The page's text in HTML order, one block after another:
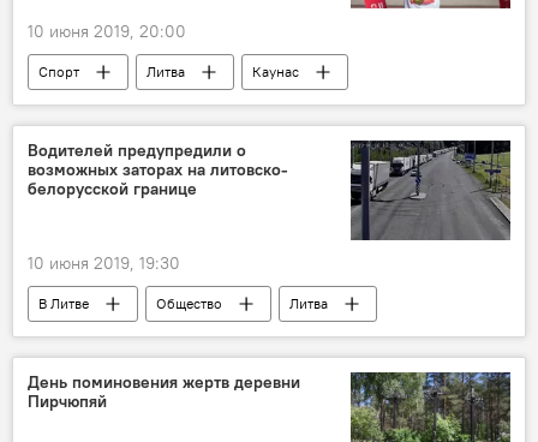
10 июня 2019, 20:00
Спорт Литва
Каунас
спорт
марафон
Водителей предупредили о
возможных заторах на литовско-
белорусской границе
10 июня 2019, 19:30
В Литве Общество
Литва
Белоруссия
литовско-белорусская граница
Дела приграничные: Белоруссия
День поминовения жертв деревни
Пирчюпяй